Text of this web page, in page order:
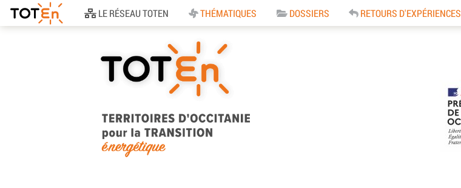
Accueil
LE RÉSEAU TOTEN THÉMATIQUES DOSSIERS RETOURS D'EXPÉRIENCES